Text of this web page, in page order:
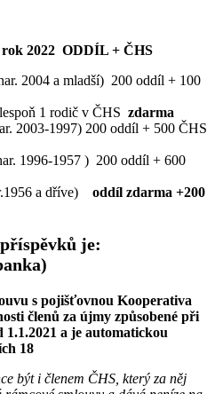
rok 2022 ODDÍL + ČHS
2004 a mladší) 200 oddíl + 100
1 rodič v ČHS zdarma
2003-1997) 200 oddíl + 500 ČHS
1996-1957 ) 200 oddíl + 600
a dříve)
oddíl zdarma +200
je:
s pojišťovnou Kooperativa
členů za újmy způsobené při
a je automatickou
18
být i členem ČHS, který za něj